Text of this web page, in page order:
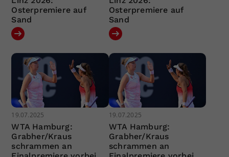
Osterpremiere auf
Sand
Osterpremiere auf
Sand
19.07.2025
WTA Hamburg:
Grabher/Kraus
schrammen an
19.07.2025
WTA Hamburg:
Grabher/Kraus
schrammen an